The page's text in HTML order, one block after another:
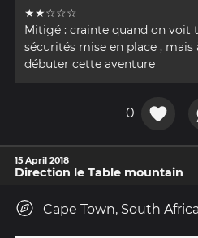
★★☆☆☆
Mitigé : crainte quand on voit
sécurités mise en place ,
débuter cette aventure
0
15 April 2018
Direction le Table mountain
Cape Town, South Africa